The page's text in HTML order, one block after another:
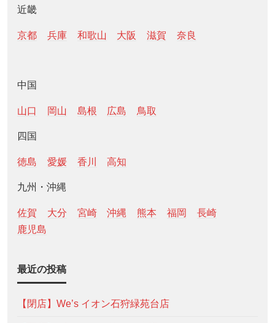
近畿
京都 兵庫 和歌山 大阪 滋賀 奈良
中国
山口 岡山 島根 広島 鳥取
四国
徳島 愛媛 香川 高知
九州・沖縄
佐賀 大分 宮崎 沖縄 熊本 福岡
長崎
鹿児島
最近の投稿
【閉店】We’s イオン石狩緑苑台店